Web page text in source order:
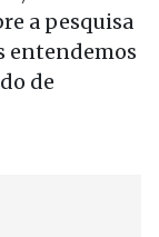
a pesquisa
entendemos
de